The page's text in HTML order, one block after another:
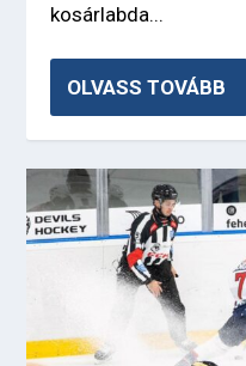
kosárlabda...
OLVASS TOVÁBB